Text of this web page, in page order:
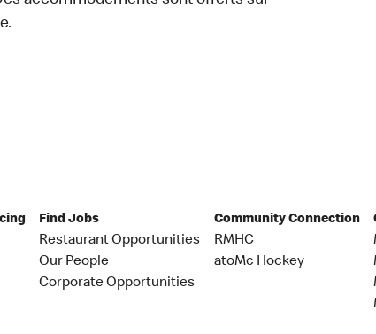
Find Jobs
Restaurant Opportunities
Our People
Corporate Opportunities
Community Connection
RMHC
atoMc Hockey